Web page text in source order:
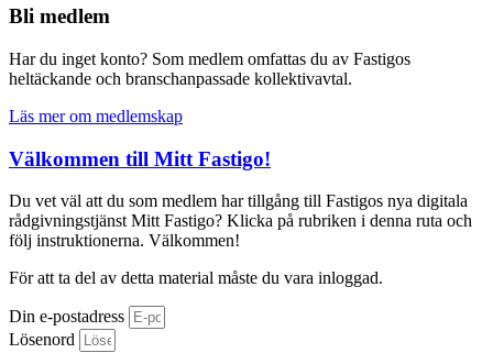
Bli medlem
Har du inget konto? Som medlem omfattas du av Fastigos
heltäckande och branschanpassade kollektivavtal.
Läs mer om medlemskap
Välkommen till Mitt Fastigo!
Du vet väl att du som medlem har tillgång till Fastigos nya digitala
rådgivningstjänst Mitt Fastigo? Klicka på rubriken i denna ruta och
följ instruktionerna. Välkommen!
För att ta del av detta material måste du vara inloggad.
Din e-postadress
Lösenord